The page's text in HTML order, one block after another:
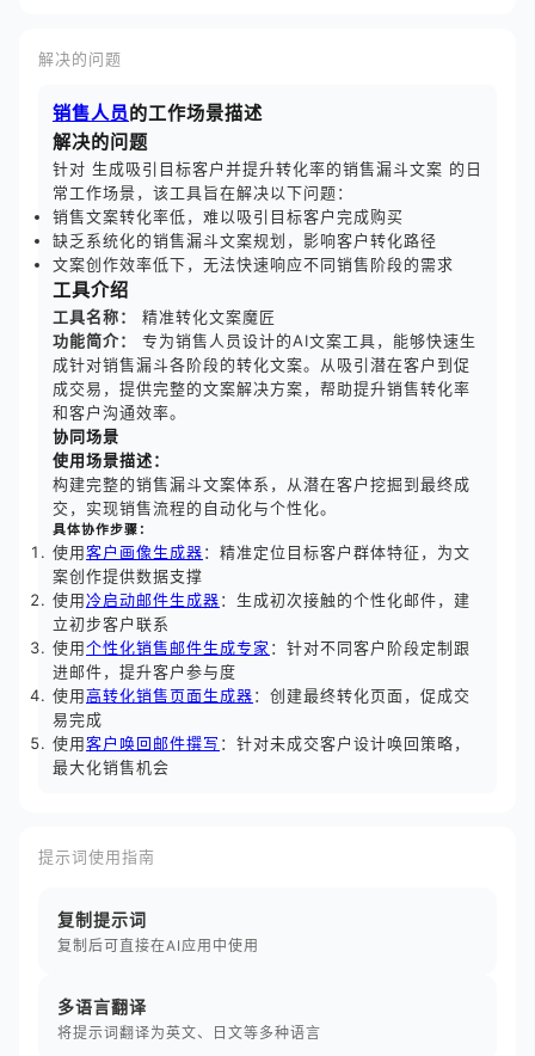
解决的问题
销售人员的工作场景描述
解决的问题
针对 生成吸引目标客户并提升转化率的销售漏斗文案 的日
常工作场景，该工具旨在解决以下问题：
销售文案转化率低，难以吸引目标客户完成购买
缺乏系统化的销售漏斗文案规划，影响客户转化路径
文案创作效率低下，无法快速响应不同销售阶段的需求
工具介绍
工具名称：
精准转化文案魔匠
功能简介：
专为销售人员设计的AI文案工具，能够快速生
成针对销售漏斗各阶段的转化文案。从吸引潜在客户到促
成交易，提供完整的文案解决方案，帮助提升销售转化率
和客户沟通效率。
协同场景
使用场景描述：
构建完整的销售漏斗文案体系，从潜在客户挖掘到最终成
交，实现销售流程的自动化与个性化。
具体协作步骤：
使用客户画像生成器：精准定位目标客户群体特征，为文
案创作提供数据支撑
使用冷启动邮件生成器：生成初次接触的个性化邮件，建
立初步客户联系
使用个性化销售邮件生成专家 ：针对不同客户阶段定制跟
进邮件，提升客户参与度
使用高转化销售页面生成器：创建最终转化页面，促成交
易完成
使用客户唤回邮件撰写 ：针对未成交客户设计唤回策略，
最大化销售机会
提示词使用指南
复制提示词
复制后可直接在AI应用中使用
多语言翻译
将提示词翻译为英文、日文等多种语言